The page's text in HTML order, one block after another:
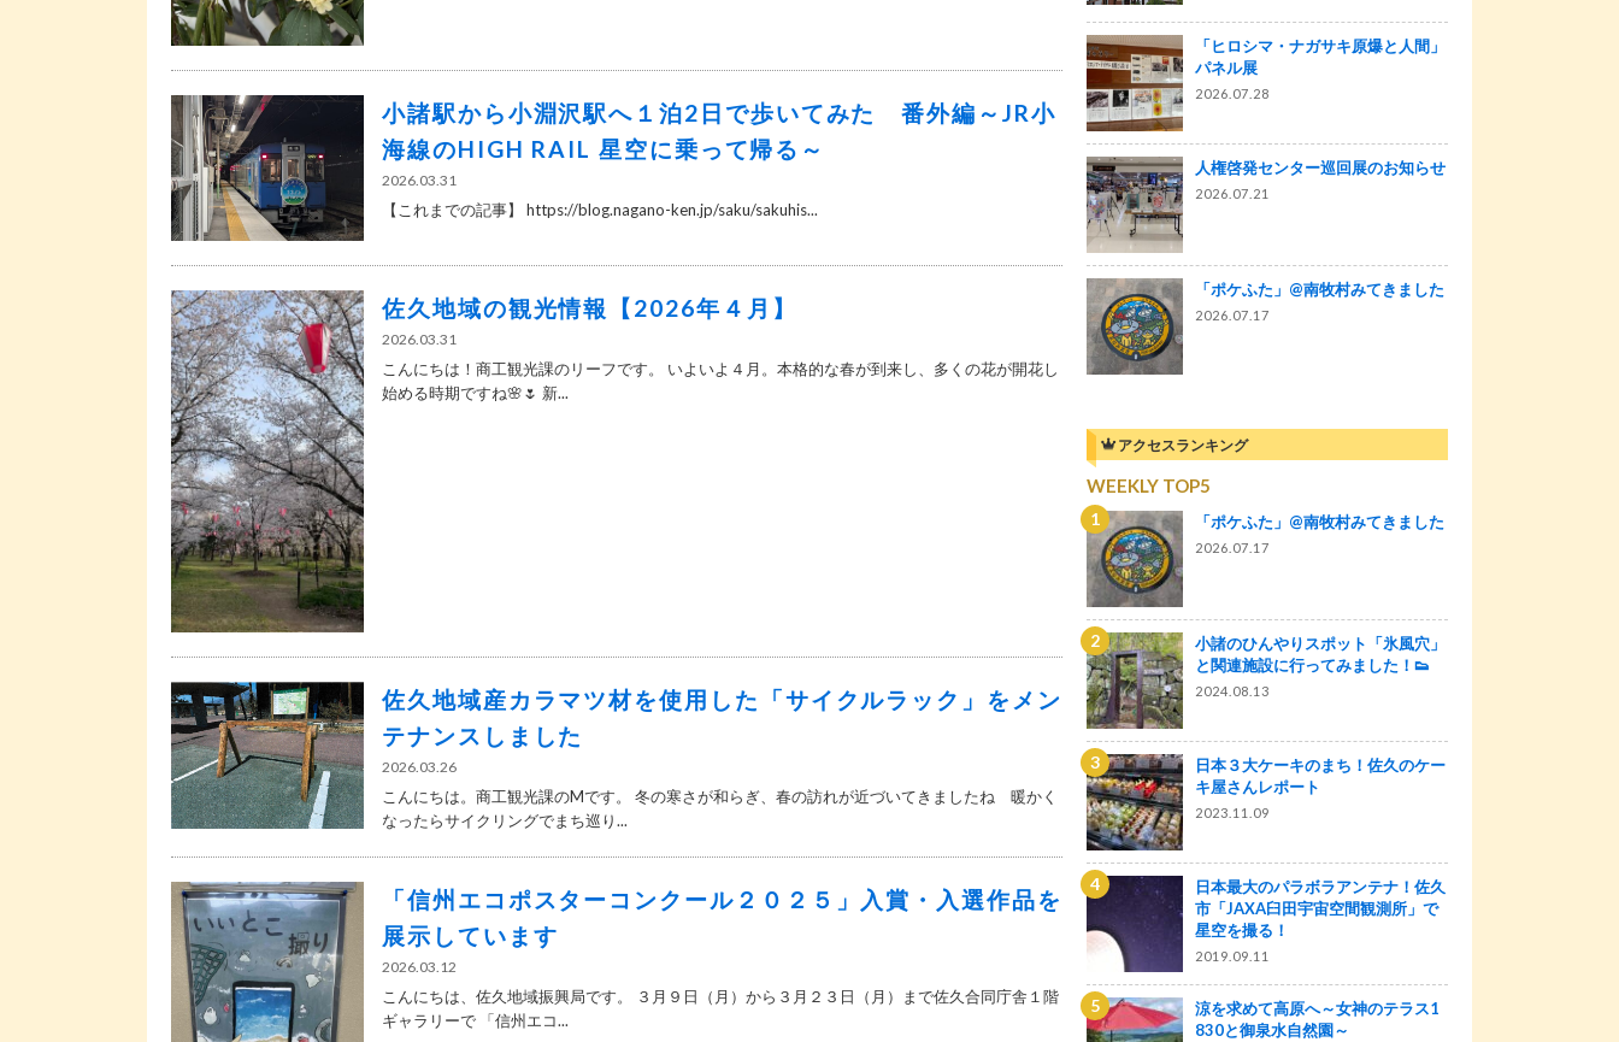
小諸駅から小淵沢駅へ１泊2日で歩いてみた 番外編～JR小
海線のHIGH RAIL 星空に乗って帰る～
2026.03.31
【これまでの記事】 https://blog.nagano-ken.jp/saku/sakuhis...
佐久地域の観光情報【2026年４月】
2026.03.31
こんにちは！商工観光課のリーフです。 いよいよ４月。本格的な春が到来し、多くの花が開花し
始める時期ですね🌸🌷 新...
佐久地域産カラマツ材を使用した「サイクルラック」をメン
テナンスしました
2026.03.26
こんにちは。商工観光課のMです。 冬の寒さが和らぎ、春の訪れが近づいてきましたね 暖かく
なったらサイクリングでまち巡り...
「信州エコポスターコンクール２０２５」入賞・入選作品を
展示しています
2026.03.12
こんにちは、佐久地域振興局です。 ３月９日（月）から３月２３日（月）まで佐久合同庁舎１階
ギャラリーで 「信州エコ...
「ヒロシマ・ナガサキ原爆と人間」
パネル展
2026.07.28
人権啓発センター巡回展のお知らせ
2026.07.21
「ポケふた」@南牧村みてきました
2026.07.17
アクセスランキング
WEEKLY TOP5
「ポケふた」@南牧村みてきました
2026.07.17
小諸のひんやりスポット「氷風穴」
と関連施設に行ってみました！👟
2024.08.13
日本３大ケーキのまち！佐久のケー
キ屋さんレポート
2023.11.09
日本最大のパラボラアンテナ！佐久
市「JAXA臼田宇宙空間観測所」で
星空を撮る！
2019.09.11
涼を求めて高原へ～女神のテラス1
830と御泉水自然園～